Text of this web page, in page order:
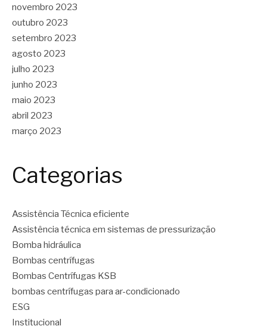
novembro 2023
outubro 2023
setembro 2023
agosto 2023
julho 2023
junho 2023
maio 2023
abril 2023
março 2023
Categorias
Assistência Técnica eficiente
Assistência técnica em sistemas de pressurização
Bomba hidráulica
Bombas centrífugas
Bombas Centrífugas KSB
bombas centrífugas para ar-condicionado
ESG
Institucional